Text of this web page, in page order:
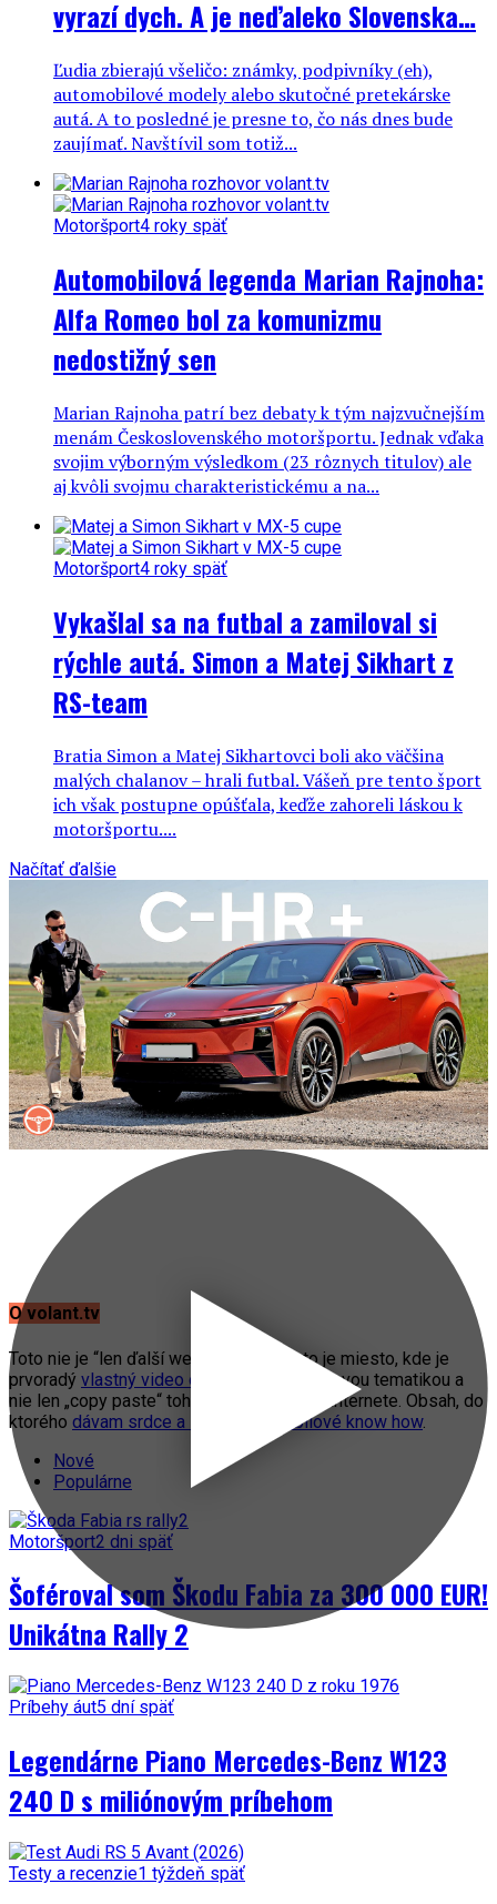
vyrazí dych. A je neďaleko Slovenska…
Ľudia zbierajú všeličo: známky, podpivníky (eh),
automobilové modely alebo skutočné pretekárske
autá. A to posledné je presne to, čo nás dnes bude
zaujímať. Navštívil som totiž...
Motoršport4 roky späť
Automobilová legenda Marian Rajnoha:
Alfa Romeo bol za komunizmu
nedostižný sen
Marian Rajnoha patrí bez debaty k tým najzvučnejším
menám Československého motoršportu. Jednak vďaka
svojim výborným výsledkom (23 rôznych titulov) ale
aj kvôli svojmu charakteristickému a na...
Motoršport4 roky späť
Vykašlal sa na futbal a zamiloval si
rýchle autá. Simon a Matej Sikhart z
RS-team
Bratia Simon a Matej Sikhartovci boli ako väčšina
malých chalanov – hrali futbal. Vášeň pre tento šport
ich však postupne opúšťala, keďže zahoreli láskou k
motoršportu....
Načítať ďalšie
O volant.tv
Toto nie je “len ďalší web o autách”. Toto je miesto, kde je
prvoradý vlastný video obsah
s automobilovou tematikou a
nie len „copy paste“ toho, čo práve fičí na internete. Obsah, do
ktorého dávam srdce a svoje automobilové know how.
Nové
Populárne
Motoršport2 dni späť
Šoféroval som Škodu Fabia za 300 000 EUR!
Unikátna Rally 2
Príbehy áut5 dní späť
Legendárne Piano Mercedes-Benz W123
240 D s miliónovým príbehom
Testy a recenzie1 týždeň späť